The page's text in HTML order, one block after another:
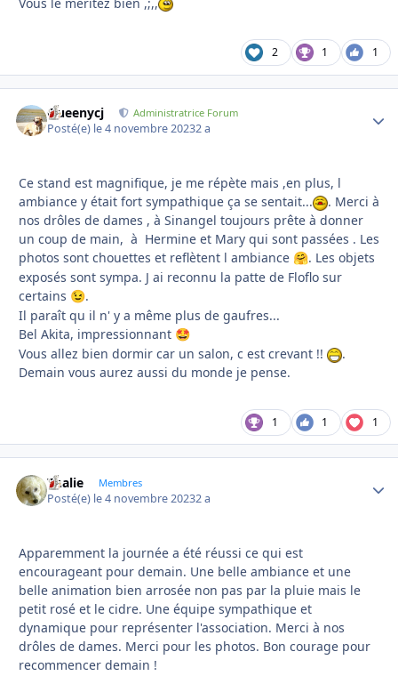
2 1 1
Queenycj Administratrice Forum
Posté(e) le 4 novembre 20232 a
Ce stand est magnifique, je me répète mais ,en plus, l
ambiance y était fort sympathique ça se sentait...
. Merci à
nos drôles de dames , à Sinangel toujours prête à donner
un coup de main, à Hermine et Mary qui sont passées . Les
photos sont chouettes et reflètent l ambiance 🤗. Les objets
exposés sont sympa. J ai reconnu la patte de Floflo sur
certains 😉.
Il paraît qu il n' y a même plus de gaufres...
Bel Akita, impressionnant 🤩
Vous allez bien dormir car un salon, c est crevant !!
.
Demain vous aurez aussi du monde je pense.
1 1 1
Thalie Membres
Posté(e) le 4 novembre 20232 a
Apparemment la journée a été réussi ce qui est
encourageant pour demain. Une belle ambiance et une
belle animation bien arrosée non pas par la pluie mais le
petit rosé et le cidre. Une équipe sympathique et
dynamique pour représenter l'association. Merci à nos
drôles de dames. Merci pour les photos. Bon courage pour
recommencer demain !